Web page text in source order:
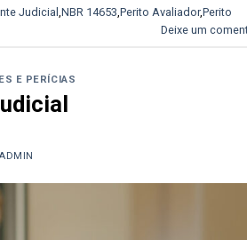
Judicial ,NBR 14653,Perito Avaliador,Perito
Deixe um
E PERÍCIAS
ADMIN